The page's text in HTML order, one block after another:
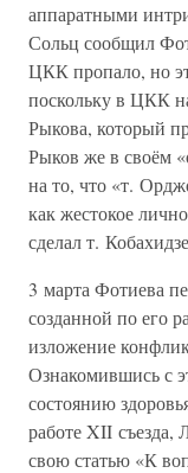
аппаратными
Сольц сообщил
ЦКК пропало, но
поскольку в ЦКК
Рыкова, который
Рыков же в своём
на то, что «т.
как жестокое
сделал т.
3 марта Фотиева
созданной по его
изложение
Ознакомившись с
состоянию
работе XII съезда,
свою статью «К